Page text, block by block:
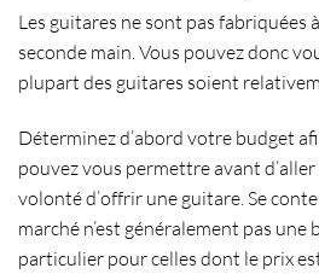
Les guitares ne sont pas fabriquées
seconde main. Vous pouvez donc
plupart des guitares soient
Déterminez d’abord votre budget
pouvez vous permettre avant
volonté d’offrir une guitare . Se
marché n’est généralement pas une
particulier pour celles dont le prix